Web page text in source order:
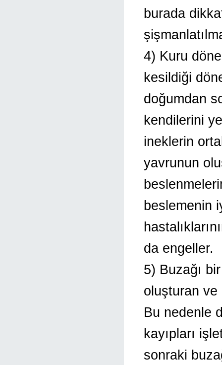
burada
4) Kuru
kesildiği
doğumdan
kendilerini
ineklerin
yavrunun
beslemenin
da engeller.
5) Buzağı
oluşturan ve
Bu nedenle
kayıpları
sonraki